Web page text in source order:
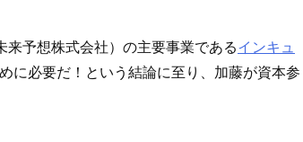
予想株式会社）の主要事業であるインキュ
に必要だ！という結論に至り、加藤が資本参